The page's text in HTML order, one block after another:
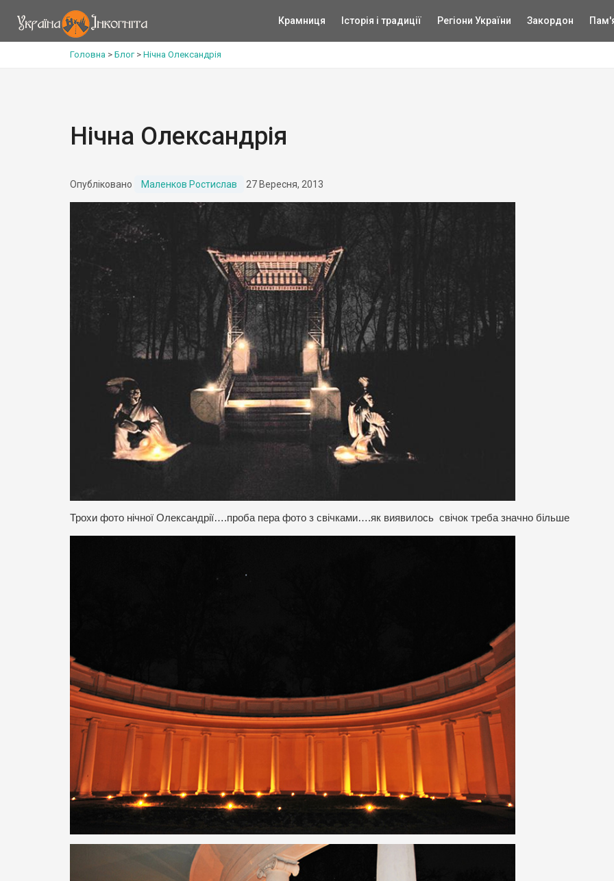
Крамниця Історія і традиції Регіони України Закордон
Головна > Блог> Нічна Олександрія
Нічна Олександрія
Опубліковано Маленков Ростислав 27 Вересня, 2013
Трохи фото нічної Олександрії….проба пера фото з свічками….як виявилось свічок треба значно більше